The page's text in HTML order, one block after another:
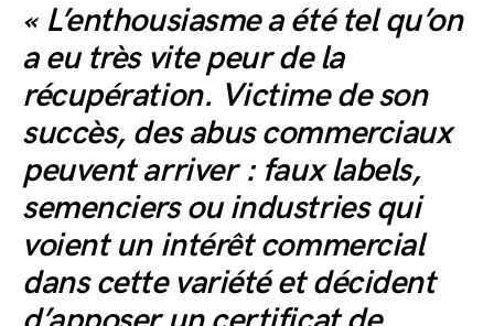
« L’enthousiasme a été tel qu’on
a eu très vite peur de la
récupération. Victime de son
succès, des abus commerciaux
peuvent arriver : faux labels,
semenciers ou industries qui
voient un intérêt commercial
dans cette variété et décident